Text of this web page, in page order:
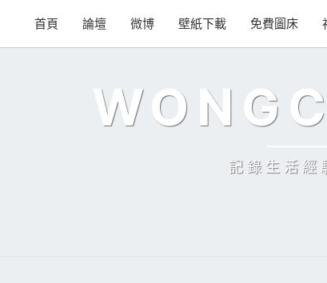
首頁 論壇 微博 壁紙下載 免費圖床